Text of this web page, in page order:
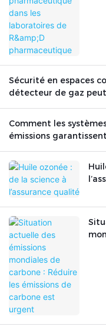
Sécurité en espaces
détecteur de gaz
Comment les
émissions